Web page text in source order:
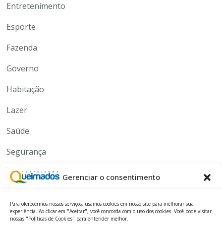
Gerenciar o consentimento
Para oferecermos nossos serviços, usamos cookies em nosso site para melhorar sua
experiência. Ao clicar em "Aceitar", você concorda com o uso dos cookies. Você pode visitar
nossas "Políticas de Cookies" para entender melhor.
Entretenimento
Esporte
Fazenda
Governo
Habitação
Lazer
Saúde
Segurança
Serviços